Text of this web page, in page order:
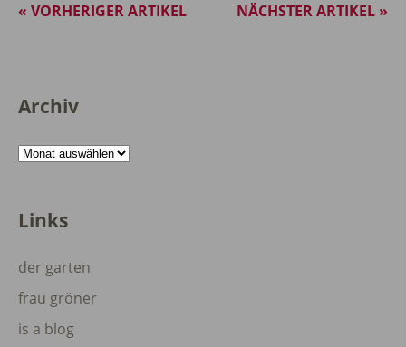
NÄCHSTER ARTIKEL »
« VORHERIGER ARTIKEL
Archiv
Archiv
Links
der garten
frau gröner
is a blog